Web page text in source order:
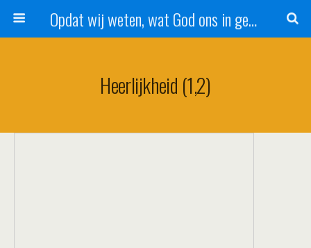
Opdat wij weten, wat God ons in genade schenkt!
Heerlijkheid (1,2)